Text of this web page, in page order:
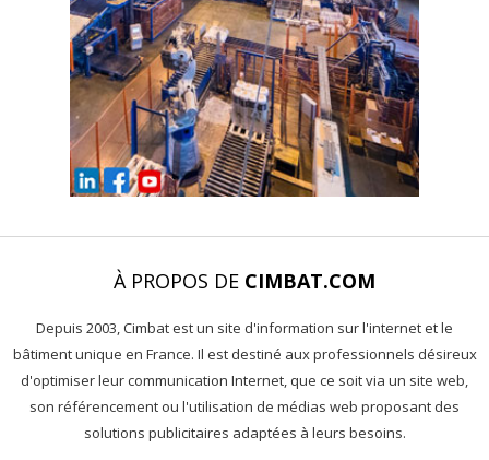
À PROPOS DE CIMBAT.COM
Depuis 2003, Cimbat est un site d'information sur l'internet et le
bâtiment unique en France. Il est destiné aux professionnels désireux
d'optimiser leur communication Internet, que ce soit via un site web,
son référencement ou l'utilisation de médias web proposant des
solutions publicitaires adaptées à leurs besoins.